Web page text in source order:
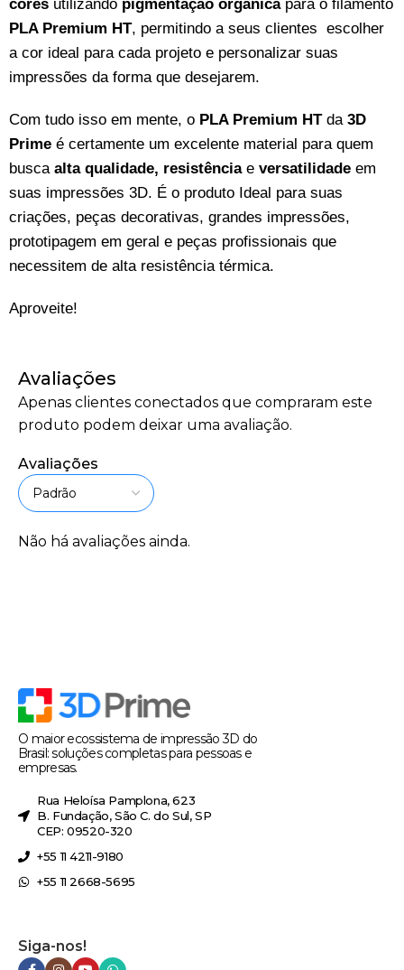
cores utilizando pigmentação orgânicapara o filamento
PLA Premium HT, permitindo a seus clientes escolher
a cor ideal para cada projeto e personalizar suas
impressões da forma que desejarem.
Com tudo isso em mente, o PLA Premium HTda 3D
Prime é certamente um excelente material para quem
busca alta qualidade, resistênciae versatilidade em
suas impressões 3D. É o produto Ideal para suas
criações, peças decorativas, grandes impressões,
prototipagem em geral e peças profissionais que
necessitem de alta resistência térmica.
Aproveite!
Avaliações
Avaliações
Não há avaliações ainda.
Apenas clientes conectados que compraram este
produto podem deixar uma avaliação.
O maior ecossistema de impressão 3D do
Brasil: soluções completas para pessoas e
empresas.
Rua Heloísa Pamplona, 623
B. Fundação, São C. do Sul, SP
CEP: 09520-320
+55 11 4211-9180
+55 11 2668-5695
Siga-nos!